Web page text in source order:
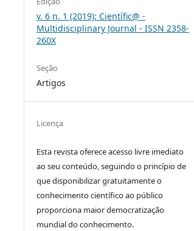
v. 6 n. 1 (2019): Científic@ -
Multidisciplinary Journal - ISSN 2358-
260X
Seção
Artigos
Licença
Esta revista oferece acesso livre imediato
ao seu conteúdo, seguindo o princípio de
que disponibilizar gratuitamente o
conhecimento científico ao público
proporciona maior democratização
mundial do conhecimento.